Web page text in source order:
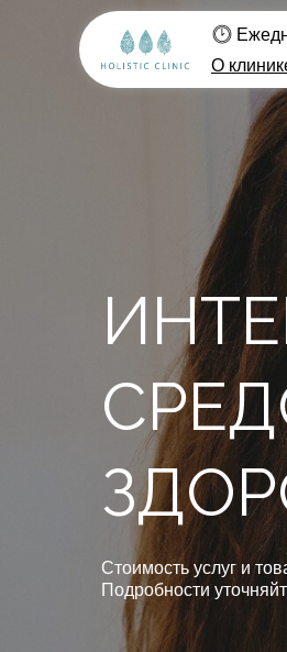
О
Стоимость услуг и
Подробности